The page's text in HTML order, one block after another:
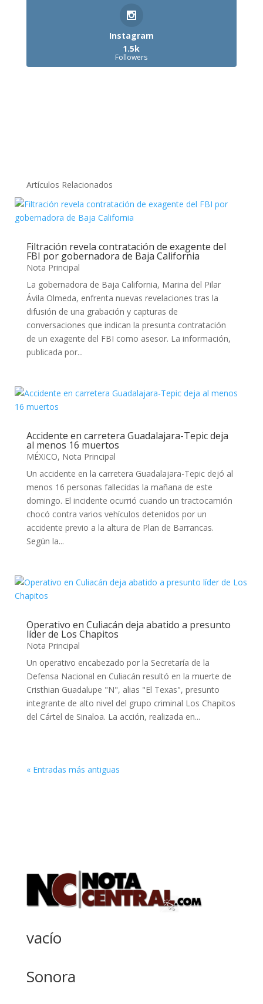
Instagram
1.5k
Followers
Artículos Relacionados
Filtración revela contratación de exagente del
FBI por gobernadora de Baja California
Nota Principal
La gobernadora de Baja California, Marina del Pilar
Ávila Olmeda, enfrenta nuevas revelaciones tras la
difusión de una grabación y capturas de
conversaciones que indican la presunta contratación
de un exagente del FBI como asesor. La información,
publicada por...
Accidente en carretera Guadalajara-Tepic deja
al menos 16 muertos
MÉXICO, Nota Principal
Un accidente en la carretera Guadalajara-Tepic dejó al
menos 16 personas fallecidas la mañana de este
domingo. El incidente ocurrió cuando un tractocamión
chocó contra varios vehículos detenidos por un
accidente previo a la altura de Plan de Barrancas.
Según la...
Operativo en Culiacán deja abatido a presunto
líder de Los Chapitos
Nota Principal
Un operativo encabezado por la Secretaría de la
Defensa Nacional en Culiacán resultó en la muerte de
Cristhian Guadalupe "N", alias "El Texas", presunto
integrante de alto nivel del grupo criminal Los Chapitos
del Cártel de Sinaloa. La acción, realizada en...
« Entradas más antiguas
vacío
Sonora